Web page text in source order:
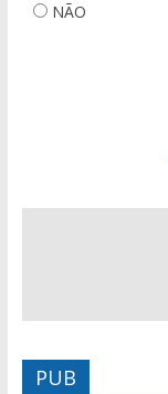
NÃO
PUB